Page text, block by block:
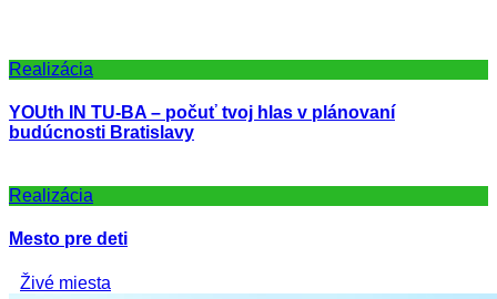
Realizácia
YOUth IN TU-BA – počuť tvoj hlas v plánovaní
budúcnosti Bratislavy
Realizácia
Mesto pre deti
Živé miesta